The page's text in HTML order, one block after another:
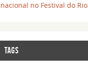
nacional no Festival do Rio
TAGS